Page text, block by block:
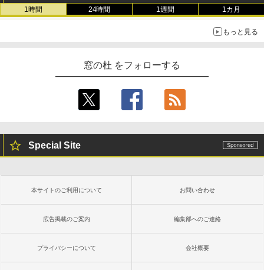
1時間 24時間 1週間 1カ月
もっと見る
窓の杜 をフォローする
Special Site
本サイトのご利用について お問い合わせ
広告掲載のご案内 編集部へのご連絡
プライバシーについて 会社概要